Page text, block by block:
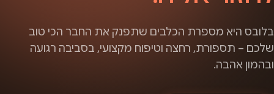
בלובס היא מספרת הכלבים שתפנק את החבר הכי טוב
שלכם – תספורת, רחצה וטיפוח מקצועי, בסביבה רגועה
ובהמון אהבה.